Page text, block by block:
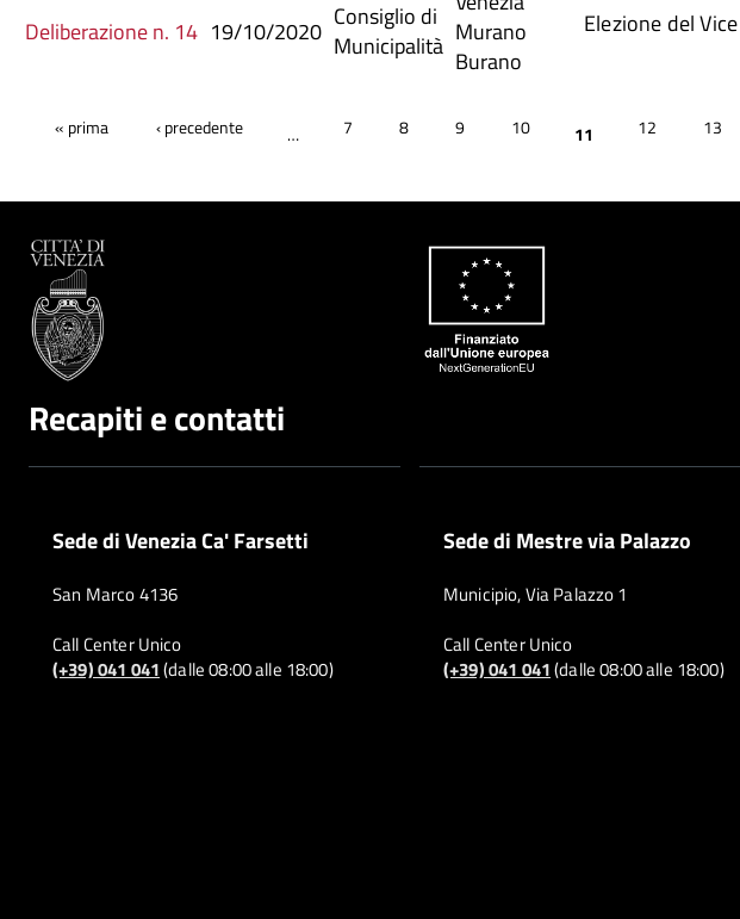
Deliberazione n. 14 19/10/2020 Consiglio di
Municipalità Murano
Burano
Elezione del
Pagine
« prima ‹ precedente … 7 8 9 10 11 12 13
Recapiti e contatti
Sede di Venezia Ca' Farsetti
San Marco 4136
Call Center Unico
(+39) 041 041(dalle 08:00 alle 18:00)
Sede di Mestre via Palazzo
Municipio, Via Palazzo 1
Call Center Unico
(+39) 041 041(dalle 08:00 alle 18:00)